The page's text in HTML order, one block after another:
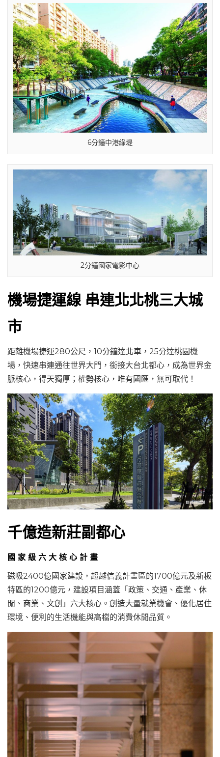
6分鐘中港綠堤
2分鐘國家電影中心
機場捷運線 串連北北桃三大城
市
距離機場捷運280公尺，10分鐘達北車，25分達桃園機
場，快速串連通往世界大門，銜接大台北都心，成為世界金
脈核心，得天獨厚；權勢核心，唯有國匯，無可取代！
千億造新莊副都心
國 家 級 六 大 核 心 計 畫
磁吸2400億國家建設，超越信義計畫區的1700億元及新板
特區的1200億元，建設項目涵蓋「政策、交通、產業、休
閒、商業、文創」六大核心。創造大量就業機會、優化居住
環境、便利的生活機能與高檔的消費休閒品質。